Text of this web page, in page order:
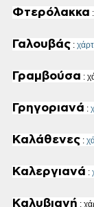
Φτερόλακκα :
Γαλουβάς :
Γραμβούσα :
Γρηγοριανά :
Καλάθενες :
Καλεργιανά :
Καλυβιανή :